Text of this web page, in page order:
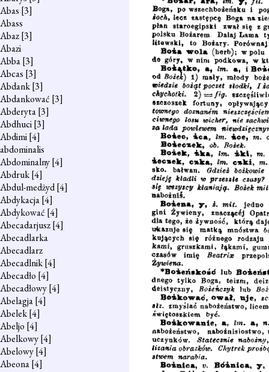
Abas [3]
Abass
Abaz[3]
Abazi
Abba[3]
Abcas [3]
Abdank[3]
Abdankować [3]
Abderyta[3]
Abdhuci[3]
Abdimi[4]
abdominalis
Abdominalny[4]
Abdruk[4]
Abdul-medżyd[4]
Abdykacja[4]
Abdykować [4]
Abecadarjusz[4]
Abecadlarka
Abecadlarz
Abecadlnik[4]
Abecadło [4]
Abecadłowy[4]
Abelagja[4]
Abelek[4]
Abeljo [4]
Abelkowy[4]
Abelowy[4]
Abeona[4]